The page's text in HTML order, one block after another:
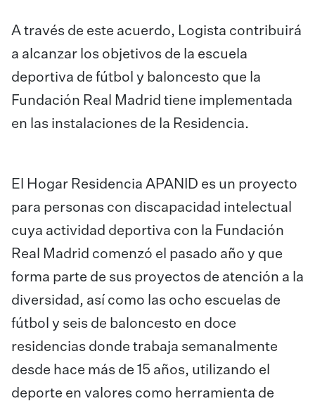
A través de este acuerdo, Logista contribuirá
a alcanzar los objetivos de la escuela
deportiva de fútbol y baloncesto que la
Fundación Real Madrid tiene implementada
en las instalaciones de la Residencia.
El Hogar Residencia APANID es un proyecto
para personas con discapacidad intelectual
cuya actividad deportiva con la Fundación
Real Madrid comenzó el pasado año y que
forma parte de sus proyectos de atención a la
diversidad, así como las ocho escuelas de
fútbol y seis de baloncesto en doce
residencias donde trabaja semanalmente
desde hace más de 15 años, utilizando el
deporte en valores como herramienta de